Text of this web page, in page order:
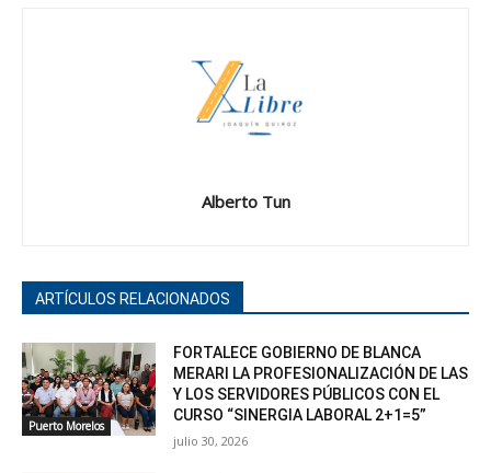
Alberto Tun
ARTÍCULOS RELACIONADOS
Puerto Morelos
FORTALECE GOBIERNO DE BLANCA
MERARI LA PROFESIONALIZACIÓN DE LAS
Y LOS SERVIDORES PÚBLICOS CON EL
CURSO “SINERGIA LABORAL 2+1=5”
julio 30, 2026